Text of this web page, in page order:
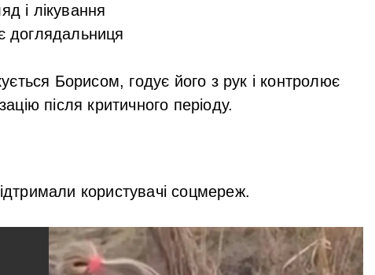
і лікування
доглядальниця
Борисом, годує його з рук і контролює
після критичного періоду.
користувачі соцмереж.